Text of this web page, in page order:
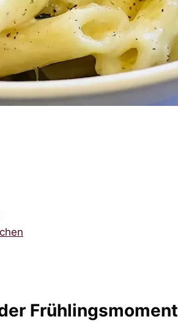
Frühlingsmoment